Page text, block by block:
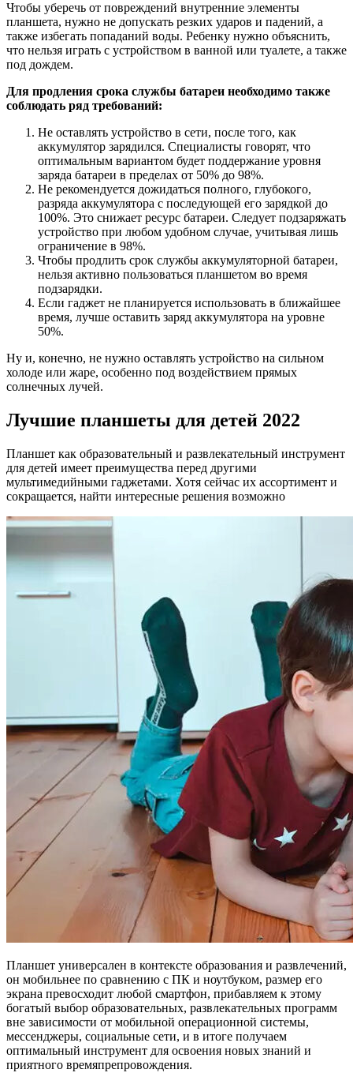
Чтобы уберечь от повреждений внутренние элементы
планшета, нужно не допускать резких ударов и падений, а
также избегать попаданий воды. Ребенку нужно объяснить,
что нельзя играть с устройством в ванной или туалете, а также
под дождем.
Для продления срока службы батареи необходимо также
соблюдать ряд требований:
Не оставлять устройство в сети, после того, как
аккумулятор зарядился. Специалисты говорят, что
оптимальным вариантом будет поддержание уровня
заряда батареи в пределах от 50% до 98%.
Не рекомендуется дожидаться полного, глубокого,
разряда аккумулятора с последующей его зарядкой до
100%. Это снижает ресурс батареи. Следует подзаряжать
устройство при любом удобном случае, учитывая лишь
ограничение в 98%.
Чтобы продлить срок службы аккумуляторной батареи,
нельзя активно пользоваться планшетом во время
подзарядки.
Если гаджет не планируется использовать в ближайшее
время, лучше оставить заряд аккумулятора на уровне
50%.
Ну и, конечно, не нужно оставлять устройство на сильном
холоде или жаре, особенно под воздействием прямых
солнечных лучей.
Лучшие планшеты для детей 2022
Планшет как образовательный и развлекательный инструмент
для детей имеет преимущества перед другими
мультимедийными гаджетами. Хотя сейчас их ассортимент и
сокращается, найти интересные решения возможно
Планшет универсален в контексте образования и развлечений,
он мобильнее по сравнению с ПК и ноутбуком, размер его
экрана превосходит любой смартфон, прибавляем к этому
богатый выбор образовательных, развлекательных программ
вне зависимости от мобильной операционной системы,
мессенджеры, социальные сети, и в итоге получаем
оптимальный инструмент для освоения новых знаний и
приятного времяпрепровождения.